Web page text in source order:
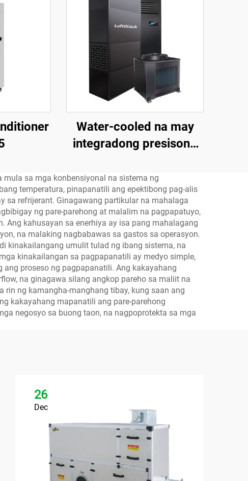
Water-cooled na may
integradong presisong
sa mga konbensiyonal na sistema ng
temperatura, pinapanatili ang epektibong pag-alis
sa refrijerant. Ginagawang partikular na mahalaga
ng pare-parehong at malalim na pagpapatuyo,
kahusayan sa enerhiya ay isa pang mahalagang
na malaking nagbabawas sa gastos sa operasyon.
kinakailangang umulit tulad ng ibang sistema, na
kinakailangan sa pagpapanatili ay medyo simple,
proseso ng pagpapanatili. Ang kakayahang
na ginagawa silang angkop pareho sa maliit na
ng kamangha-manghang tibay, kung saan ang
kakayahang mapanatili ang pare-parehong
negosyo sa buong taon, na nagpoprotekta sa mga
26
Dec